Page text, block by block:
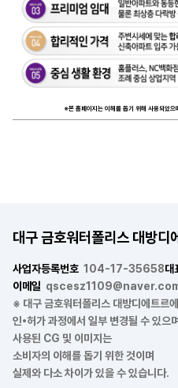
※본 홈페이지는 이해를 돕기 위해 사용되었으
대구 금호워터폴리스 대방디
사업자등록번호 104-17-35658대
이메일
※ 대구 금호워터폴리스 대방디에트르
인•허가 과정에서 일부 변경될 수 있으며
사용된 CG 및 이미지는
소비자의 이해를 돕기 위한 것이며
실제와 다소 차이가 있을 수 있습니다.